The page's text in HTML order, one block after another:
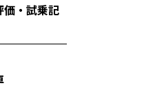
価・試乗記